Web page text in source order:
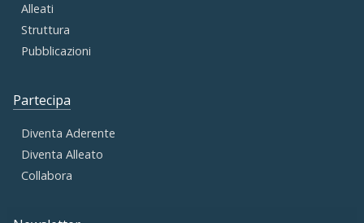
Alleati
Struttura
Pubblicazioni
Partecipa
Diventa Aderente
Diventa Alleato
Collabora